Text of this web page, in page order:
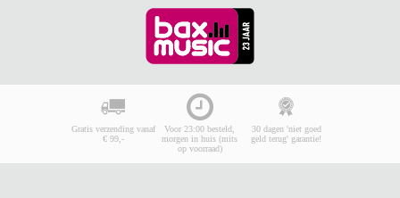
Gratis verzending vanaf
€ 99,-
Voor 23:00 besteld,
morgen in huis (mits
op voorraad)
30 dagen 'niet goed
geld terug' garantie!